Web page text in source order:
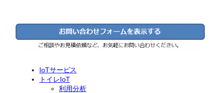
IoTサービス
トイレIoT
利用分析